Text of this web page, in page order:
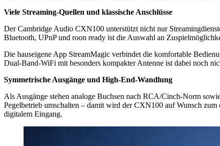
Viele Streaming-Quellen und klassische Anschlüsse
Der Cambridge Audio CXN100 unterstützt nicht nur
Bluetooth, UPnP und roon ready ist die Auswahl an
Die hauseigene App StreamMagic verbindet die komfortable
Dual-Band-WiFi mit besonders kompakter Antenne ist dabei noch
Symmetrische Ausgänge und High-End-Wandlung
Als Ausgänge stehen analoge Buchsen nach RCA/Cinch-Norm
Pegelbetrieb umschalten – damit wird der CXN100 auf Wunsch
digitalem Eingang.